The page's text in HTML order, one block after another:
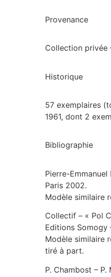
Provenance
Collection privée
Historique
57 exemplaires
1961, dont 2
Bibliographie
Pierre-
Paris 2002.
Modèle similaire
Collectif – « Pol
Editions Somogy
Modèle similaire
tiré à part.
P. Chambost –